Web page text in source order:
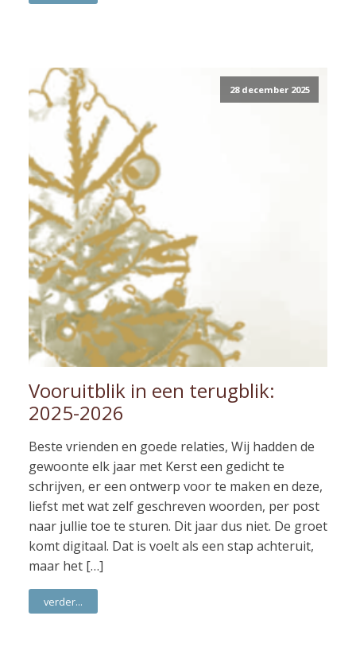
28 december 2025
Vooruitblik in een terugblik:
2025-2026
Beste vrienden en goede relaties, Wij hadden de
gewoonte elk jaar met Kerst een gedicht te
schrijven, er een ontwerp voor te maken en deze,
liefst met wat zelf geschreven woorden, per post
naar jullie toe te sturen. Dit jaar dus niet. De groet
komt digitaal. Dat is voelt als een stap achteruit,
maar het […]
verder...